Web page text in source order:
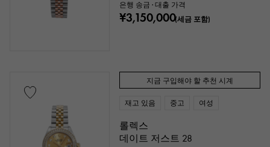
은행 송금 · 대출 가격
¥3,150,000(세금 포함)
지금 구입해야 할 추천 시계
재고 있음 중고 여성
롤렉스
데이트 저스트 28